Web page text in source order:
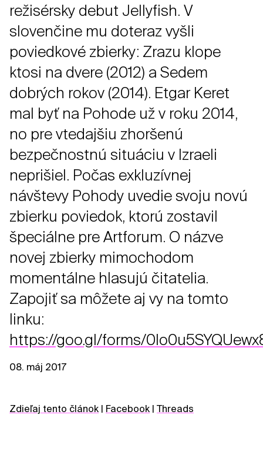
režisérsky debut Jellyfish. V
slovenčine mu doteraz vyšli
poviedkové zbierky: Zrazu klope
ktosi na dvere (2012) a Sedem
dobrých rokov (2014). Etgar Keret
mal byť na Pohode už v roku 2014,
no pre vtedajšiu zhoršenú
bezpečnostnú situáciu v Izraeli
neprišiel. Počas exkluzívnej
návštevy Pohody uvedie svoju novú
zbierku poviedok, ktorú zostavil
špeciálne pre Artforum. O názve
novej zbierky mimochodom
momentálne hlasujú čitatelia.
Zapojiť sa môžete aj vy na tomto
linku:
https://goo.gl/forms/
08. máj 2017
Zdieľaj tento článok Facebook Threads